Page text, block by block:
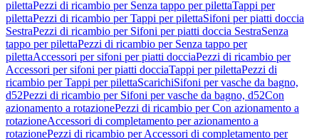
pilettaPezzi di ricambio per Senza tappo per pilettaTappi per
pilettaPezzi di ricambio per Tappi per pilettaSifoni per piatti doccia
SestraPezzi di ricambio per Sifoni per piatti doccia SestraSenza
tappo per pilettaPezzi di ricambio per Senza tappo per
pilettaAccessori per sifoni per piatti docciaPezzi di ricambio per
Accessori per sifoni per piatti docciaTappi per pilettaPezzi di
ricambio per Tappi per pilettaScarichiSifoni per vasche da bagno,
d52Pezzi di ricambio per Sifoni per vasche da bagno, d52Con
azionamento a rotazionePezzi di ricambio per Con azionamento a
rotazioneAccessori di completamento per azionamento a
rotazionePezzi di ricambio per Accessori di completamento per